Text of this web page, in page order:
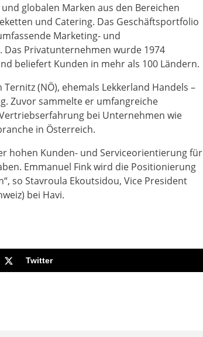
globalen Marken aus den Bereichen
und Catering. Das Geschäftsportfolio
Marketing- und
Privatunternehmen wurde 1974
beliefert Kunden in mehr als 100 Ländern.
(NÖ), ehemals Lekkerland Handels –
Zuvor sammelte er umfangreiche
bei Unternehmen wie
in Österreich.
hohen Kunden- und Serviceorientierung für
Emmanuel Fink wird die Positionierung
so Stavroula Ekoutsidou, Vice President
bei Havi.
Twitter